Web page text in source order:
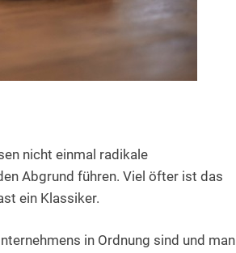
nicht einmal radikale
Abgrund führen. Viel öfter ist das
ein Klassiker.
in Ordnung sind und man